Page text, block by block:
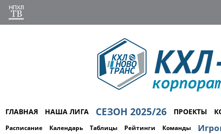
ГЛАВНАЯ НАША ЛИГА СЕЗОН 2025/26 ПРОЕКТЫ
Расписание Календарь Таблицы Рейтинги Команды